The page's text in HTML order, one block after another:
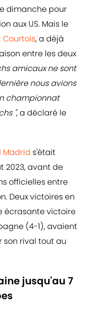
dimanche pour
aux US. Mais le
Courtois, a déjà
entre les deux
amicaux ne sont
nous avions
championnat
", a déclaré le
Madrid s'était
2023, avant de
officielles entre
Deux victoires en
écrasante victoire
(4-1), avaient
son rival tout au
jusqu'au 7